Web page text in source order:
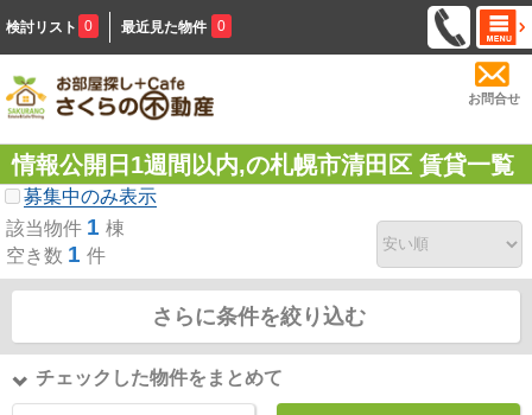
検討リスト 0 最近見た物件 0
お問合せ
情報公開日1週間以内,の札幌市清田区 賃貸一覧
募集中のみ表示
該当物件 1 棟
空き数 1 件
さらに条件を絞り込む
チェックした物件をまとめて